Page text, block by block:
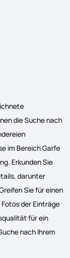
die Suche nach
im Bereich Garfe
Erkunden Sie
darunter
Sie für einen
der Einträge
für ein
nach Ihrem